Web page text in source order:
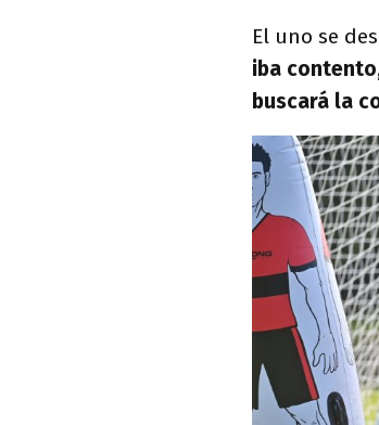
El uno se
iba
buscará la